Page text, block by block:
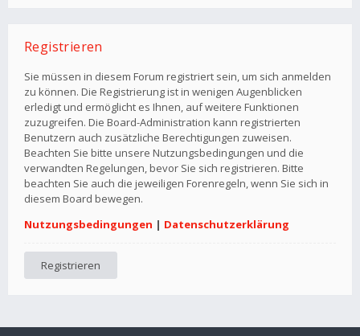
Registrieren
Sie müssen in diesem Forum registriert sein, um sich anmelden
zu können. Die Registrierung ist in wenigen Augenblicken
erledigt und ermöglicht es Ihnen, auf weitere Funktionen
zuzugreifen. Die Board-Administration kann registrierten
Benutzern auch zusätzliche Berechtigungen zuweisen.
Beachten Sie bitte unsere Nutzungsbedingungen und die
verwandten Regelungen, bevor Sie sich registrieren. Bitte
beachten Sie auch die jeweiligen Forenregeln, wenn Sie sich in
diesem Board bewegen.
Nutzungsbedingungen | Datenschutzerklärung
Registrieren